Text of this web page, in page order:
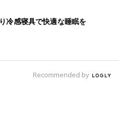
す♪ こちらは550円商品とのこ
り♪ コンパクトハンデ
冷感寝具で快適な睡眠を
Recommended by